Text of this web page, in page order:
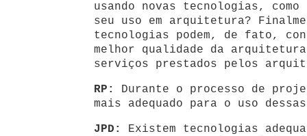
usando novas tecnologias,
seu uso em arquitetura?
tecnologias podem, de fato,
melhor qualidade da
serviços prestados pelos
RP:
Durante o processo de
mais adequado para o uso
JPD:
Existem tecnologias